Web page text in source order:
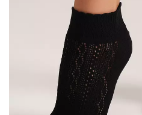
Бесшовные леггинсы из
микрофибры LEGGINGS
02 (черный) Giulia
789 грн.